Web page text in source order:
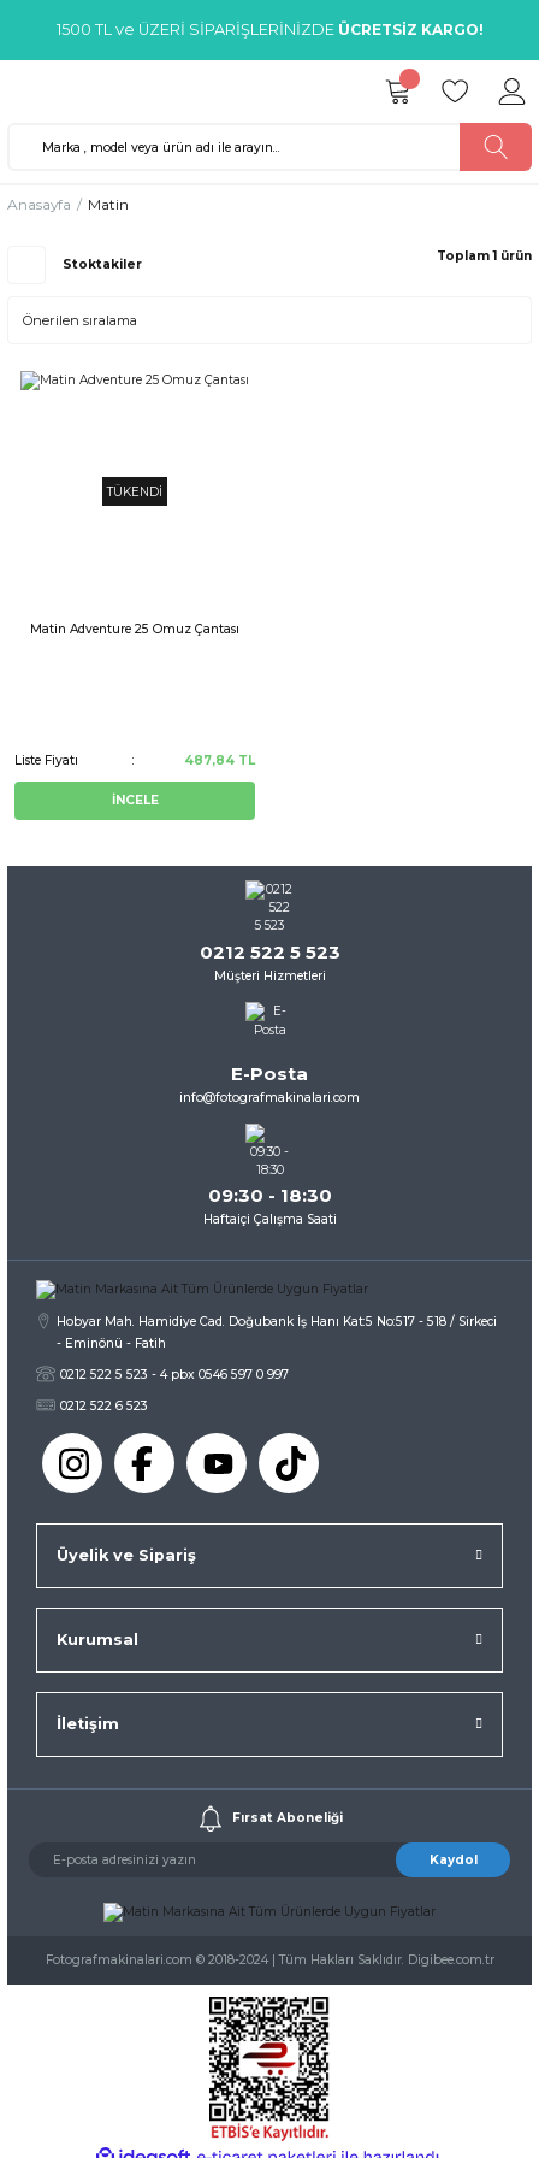
1500 TL ve ÜZERİ SİPARİŞLERİNİZDE ÜCRETSİZ KARGO!
Anasayfa Matin
Stoktakiler
Toplam 1 ürün
TÜKENDİ
Matin Adventure 25 Omuz Çantası
Liste Fiyatı 487,84 TL
İNCELE
0212 522 5 523
Müşteri Hizmetleri
E-Posta
info@fotografmakinalari.com
09:30 - 18:30
Haftaiçi Çalışma Saati
Hobyar Mah. Hamidiye Cad. Doğubank İş Hanı Kat:5 No:517 - 518 / Sirkeci
- Eminönü - Fatih
0212 522 5 523 - 4 pbx 0546 597 0 997
0212 522 6 523
Üyelik ve Sipariş
Kurumsal
İletişim
Fırsat Aboneliği
Kaydol
Fotografmakinalari.com © 2018-2024 | Tüm Hakları Saklıdır. Digibee.com.tr